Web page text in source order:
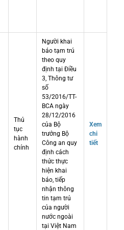
Thủ
tục
hành
chính
Người khai
báo tạm trú
theo quy
định tại Điều
3, Thông tư
số
53/2016/TT-
BCA ngày
28/12/2016
của Bộ
trưởng Bộ
Công an quy
định cách
thức thực
hiện khai
báo, tiếp
nhận thông
tin tạm trú
của người
nước ngoài
tại Việt Nam
Xem
chi
tiết